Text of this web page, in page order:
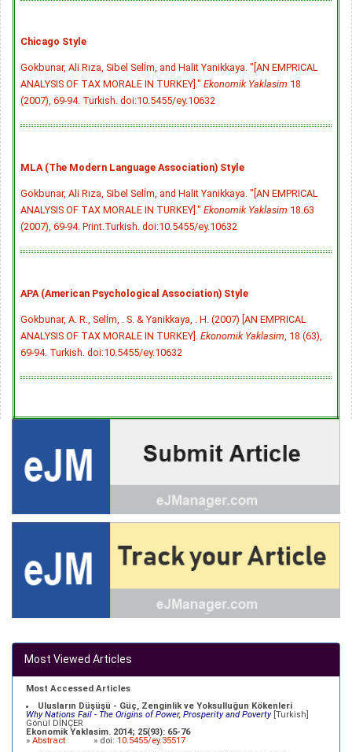
Chicago Style
Gokbunar, Ali Rıza, Sibel Selİm, and Halit Yanikkaya. "[AN EMPRICAL
ANALYSIS OF TAX MORALE IN TURKEY]." Ekonomik Yaklasim 18
(2007), 69-94. Turkish. doi:10.5455/ey.10632
MLA (The Modern Language Association) Style
Gokbunar, Ali Rıza, Sibel Selİm, and Halit Yanikkaya. "[AN EMPRICAL
ANALYSIS OF TAX MORALE IN TURKEY]." Ekonomik Yaklasim 18.63
(2007), 69-94. Print.Turkish. doi:10.5455/ey.10632
APA (American Psychological Association) Style
Gokbunar, A. R., Selİm, . S. & Yanikkaya, . H. (2007) [AN EMPRICAL
ANALYSIS OF TAX MORALE IN TURKEY]. Ekonomik Yaklasim , 18 (63),
69-94. Turkish. doi:10.5455/ey.10632
Most Viewed Articles
Most Accessed Articles
Ulusların Düşüşü - Güç, Zenginlik ve Yoksulluğun Kökenleri
Why Nations Fail - The Origins of Power, Prosperity and Poverty[Turkish]
Gönül DİNÇER
Ekonomik Yaklasim. 2014; 25(93): 65-76
» Abstract » doi: 10.5455/ey.35517